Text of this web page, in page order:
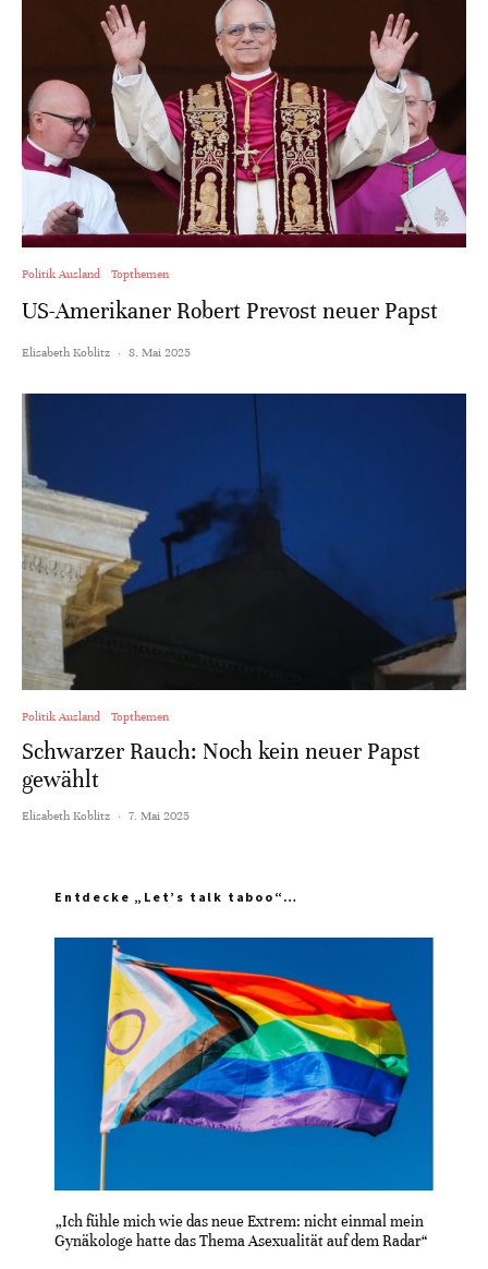
Politik Ausland Topthemen
US-Amerikaner Robert Prevost neuer Papst
Elisabeth Koblitz · 8. Mai 2025
Politik Ausland Topthemen
Schwarzer Rauch: Noch kein neuer Papst
gewählt
Elisabeth Koblitz · 7. Mai 2025
Entdecke „Let’s talk taboo“…
„Ich fühle mich wie das neue Extrem: nicht einmal mein
Gynäkologe hatte das Thema Asexualität auf dem Radar“